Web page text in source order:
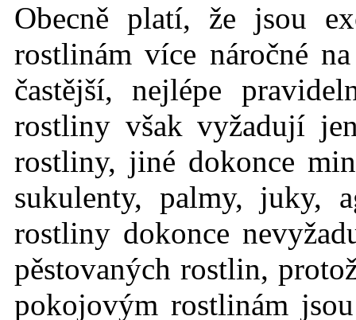
Obecně platí, že jsou
rostlinám více náročné
častější, nejlépe
rostliny však vyžadují
rostliny, jiné dokonce
sukulenty, palmy, juky,
rostliny dokonce
pěstovaných rostlin,
pokojovým rostlinám